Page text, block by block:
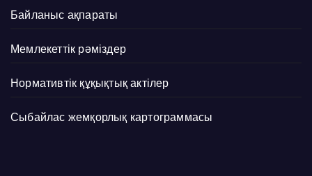
Байланыс ақпараты
Мемлекеттік рәміздер
Нормативтік құқықтық актілер
Сыбайлас жемқорлық картограммасы